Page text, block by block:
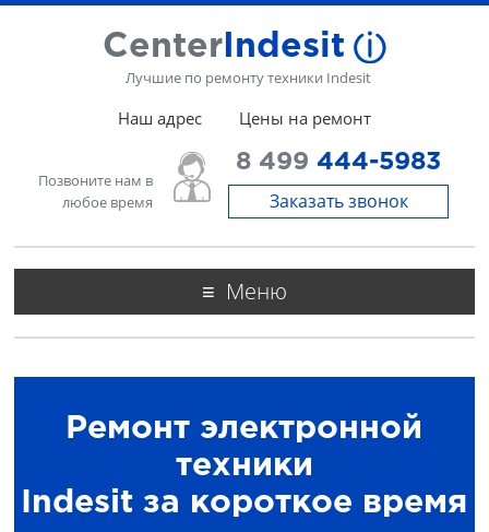
CenterIndesit
Лучшие по ремонту техники Indesit
Наш адрес Цены на ремонт
Позвоните нам в
любое время
8 499444-5983
Заказать звонок
Меню
Ремонт электронной
техники
Indesit за короткое время